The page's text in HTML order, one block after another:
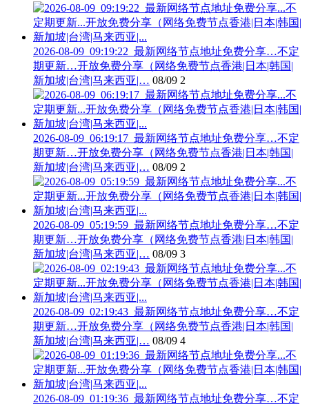
2026-08-09_09:19:22_最新网络节点地址免费分享…不定
期更新…开放免费分享（网络免费节点香港|日本|韩国|
新加坡|台湾|马来西亚|… 08/09 2
2026-08-09_06:19:17_最新网络节点地址免费分享…不定
期更新…开放免费分享（网络免费节点香港|日本|韩国|
新加坡|台湾|马来西亚|… 08/09 2
2026-08-09_05:19:59_最新网络节点地址免费分享…不定
期更新…开放免费分享（网络免费节点香港|日本|韩国|
新加坡|台湾|马来西亚|… 08/09 3
2026-08-09_02:19:43_最新网络节点地址免费分享…不定
期更新…开放免费分享（网络免费节点香港|日本|韩国|
新加坡|台湾|马来西亚|… 08/09 4
2026-08-09_01:19:36_最新网络节点地址免费分享…不定